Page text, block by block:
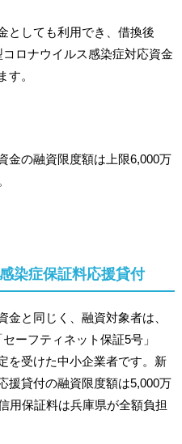
としても利用でき、借換後
ロナウイルス感染症対応資金
す。
金の融資限度額は上限6,000万
染症保証料応援貸付
と同じく、融資対象者は、
ーフティネット保証5号」
を受けた中小企業者です。新
援貸付の融資限度額は5,000万
用保証料は兵庫県が全額負担